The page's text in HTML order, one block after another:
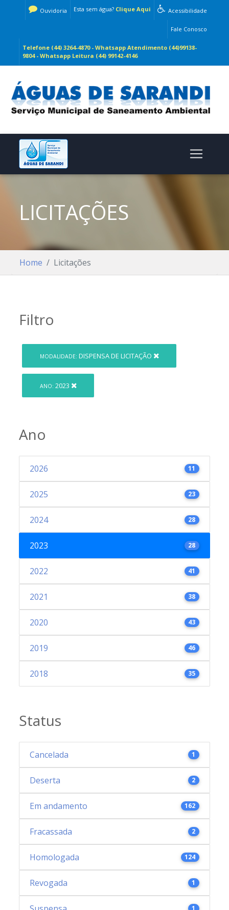
Acessibilidade
Esta sem água? Clique Aqui
Ouvidoria
Fale Conosco
Telefone (44) 3264-4870 - Whatsapp Atendimento (44)99138-
9804 - Whatsapp Leitura (44) 99142-4146
LICITAÇÕES
Home Licitações
Filtro
MODALIDADE: DISPENSA DE LICITAÇÃO
ANO: 2023
Ano
2026 11
2025 23
2024 28
2023 28
2022 41
2021 38
2020 43
2019 46
2018 35
Status
Cancelada 1
Deserta 2
Em andamento 162
Fracassada 2
Homologada 124
Revogada 1
1